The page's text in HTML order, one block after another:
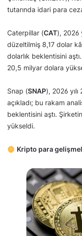
tutarında idari para
Caterpillar (CAT), 2026
düzeltilmiş 8,17 dolar
dolarlık beklentisini
20,5 milyar dolara
Snap (SNAP), 2026
açıkladı; bu rakam
beklentisini aştı.
yükseldi.
Kripto para